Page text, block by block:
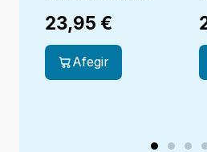
23,95 €
Afegir